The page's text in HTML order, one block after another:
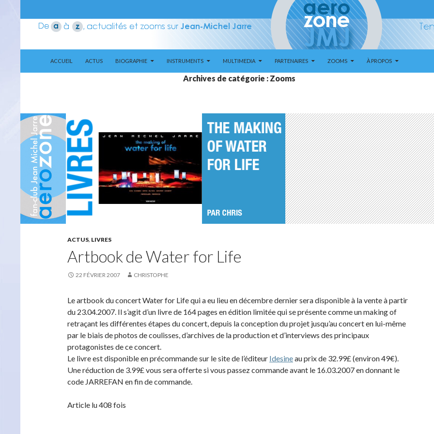
Aerozone JMJ
ACCUEIL
ACTUS BIOGRAPHIE INSTRUMENTS MULTIMEDIA PARTENAIRES ZOOMS À PROPOS
Archives de catégorie : Zooms
ACTUS, LIVRES
Artbook de Water for Life
22 FÉVRIER 2007 CHRISTOPHE
Le artbook du concert Water for Life qui a eu lieu en décembre dernier sera disponible à la vente à partir
du 23.04.2007. Il s’agit d’un livre de 164 pages en édition limitée qui se présente comme un making of
retraçant les différentes étapes du concert, depuis la conception du projet jusqu’au concert en lui-même
par le biais de photos de coulisses, d’archives de la production et d’interviews des principaux
protagonistes de ce concert.
Le livre est disponible en précommande sur le site de l’éditeur Idesineau prix de 32.99£ (environ 49€).
Une réduction de 3.99£ vous sera offerte si vous passez commande avant le 16.03.2007 en donnant le
code JARREFAN en fin de commande.
Article lu 408 fois